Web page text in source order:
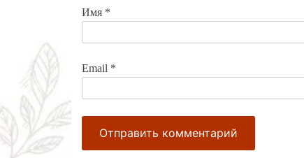
Имя *
Email *